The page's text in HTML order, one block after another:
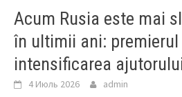
Acum Rusia este mai
în ultimii ani:
intensificarea
4 Июль 2026 admin